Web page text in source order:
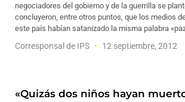
negociadores del gobierno y de la guerrilla se
concluyeron, entre otros puntos, que los medios
este país habían satanizado la misma palabra
Corresponsal de IPS 12 septiembre, 2012
«Quizás dos niños hayan